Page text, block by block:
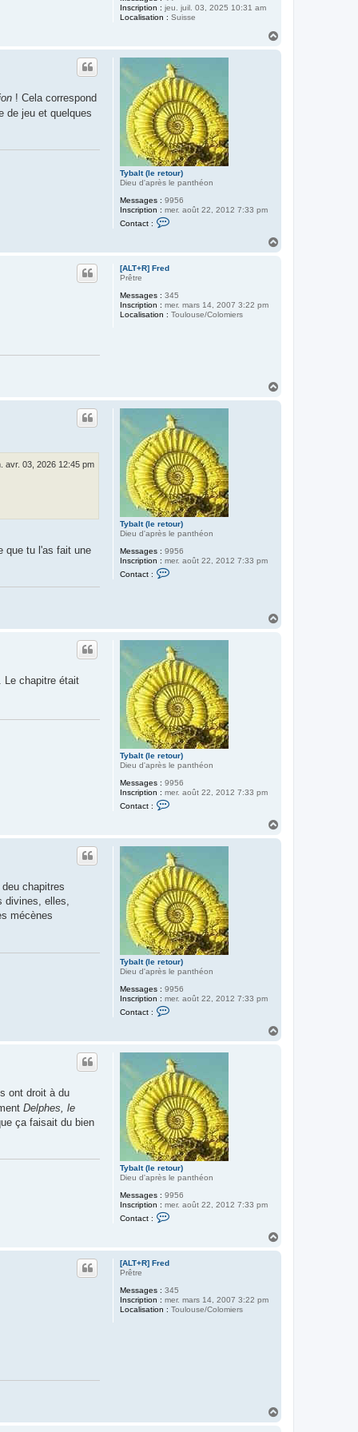
Inscription : jeu. juil. 03, 2025 10:31 am
Localisation : Suisse
Tybalt (le retour)
Dieu d'après le panthéon
Messages : 9956
Inscription : mer. août 22, 2012 7:33 pm
Contact :
r
T
y
e
t
o
u
r
)
! Cela correspond
de jeu et quelques
[ALT+R] Fred
Prêtre
Messages : 345
Inscription : mer. mars 14, 2007 3:22 pm
Localisation : Toulouse/Colomiers
Tybalt (le retour)
Dieu d'après le panthéon
Messages : 9956
Inscription : mer. août 22, 2012 7:33 pm
Contact :
r
T
y
b
a
l
t
(
l
e
r
e
t
o
u
r
avr. 03, 2026 12:45 pm
que tu l'as fait une
Tybalt (le retour)
Dieu d'après le panthéon
Messages : 9956
Inscription : mer. août 22, 2012 7:33 pm
Contact :
a
c
t
e
r
T
y
b
a
l
t
(
l
e
r
t
o
Le chapitre était
Tybalt (le retour)
Dieu d'après le panthéon
Messages : 9956
Inscription : mer. août 22, 2012 7:33 pm
Contact :
c
t
e
r
T
y
b
a
l
t
(
l
e
r
t
o
chapitres
divines, elles,
mécènes
Tybalt (le retour)
Dieu d'après le panthéon
Messages : 9956
Inscription : mer. août 22, 2012 7:33 pm
Contact :
a
r
T
y
u
ont droit à du
Delphes, le
ça faisait du bien
[ALT+R] Fred
Prêtre
Messages : 345
Inscription : mer. mars 14, 2007 3:22 pm
Localisation : Toulouse/Colomiers